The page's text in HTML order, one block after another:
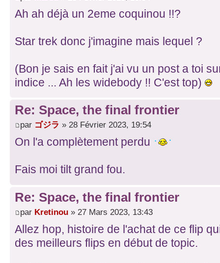
Ah ah déjà un 2eme coquinou !!?
Star trek donc j'imagine mais lequel ?
(Bon je sais en fait j'ai vu un post a toi
indice ... Ah les widebody !! C'est top)
Re: Space, the final frontier
par ゴジラ » 28 Février 2023, 19:54
On l'a complètement perdu
Fais moi tilt grand fou.
Re: Space, the final frontier
par Kretinou » 27 Mars 2023, 13:43
Allez hop, histoire de l'achat de ce flip
des meilleurs flips en début de topic.